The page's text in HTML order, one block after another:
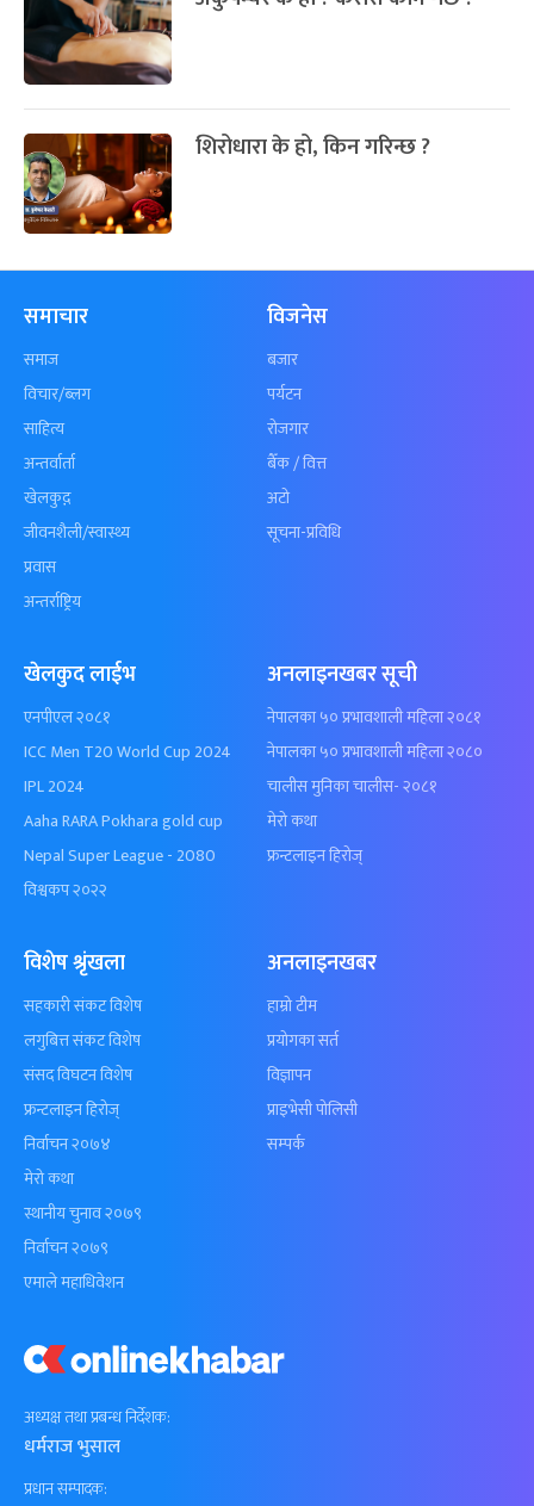
शिरोधारा के हो, किन गरिन्छ ?
अध्यक्ष तथा प्रबन्ध निर्देशक:
धर्मराज भुसाल
प्रधान सम्पादक:
समाचार
समाज
विचार/ब्लग
साहित्य
अन्तर्वार्ता
खेलकुद़़
जीवनशैली/स्वास्थ्य
प्रवास
अन्तर्राष्ट्रिय
विजनेस
बजार
पर्यटन
रोजगार
बैँक / वित्त
अटो
सूचना-प्रविधि
खेलकुद लाईभ
एनपीएल २०८१
ICC Men T20 World Cup 2024
IPL 2024
Aaha RARA Pokhara gold cup
Nepal Super League - 2080
विश्वकप २०२२
अनलाइनखबर सूची
नेपालका ५० प्रभावशाली महिला २०८१
नेपालका ५० प्रभावशाली महिला २०८०
चालीस मुनिका चालीस- २०८१
मेरो कथा
फ्रन्टलाइन हिरोज्
विशेष श्रृंखला
सहकारी संकट विशेष
लगुबित्त संकट विशेष
संसद विघटन विशेष
फ्रन्टलाइन हिरोज्
निर्वाचन २०७४
मेरो कथा
स्थानीय चुनाव २०७९
निर्वाचन २०७९
एमाले महाधिवेशन
अनलाइनखबर
हाम्रो टीम
प्रयोगका सर्त
विज्ञापन
प्राइभेसी पोलिसी
सम्पर्क